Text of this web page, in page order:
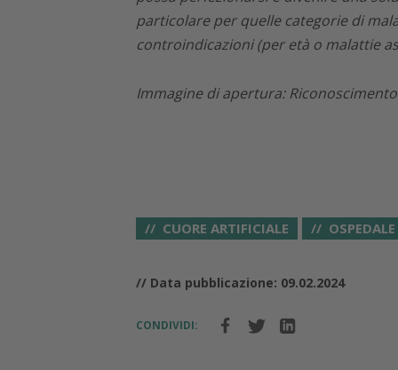
particolare per quelle categorie di
controindicazioni (per età o malattie
Immagine di apertura:
CUORE ARTIFICIALE
// Data pubblicazione: 09.02.2024
CONDIVIDI: